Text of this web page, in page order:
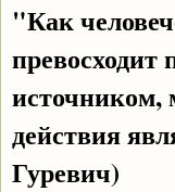
"Как
превосходит
источником,
действия
Гуревич)